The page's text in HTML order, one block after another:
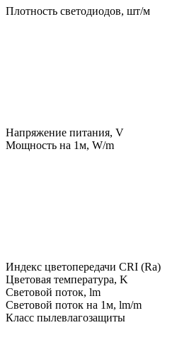
Плотность светодиодов, шт/м
Напряжение питания, V
Мощность на 1м, W/m
Индекс цветопередачи CRI (Ra)
Цветовая температура, K
Световой поток, lm
Световой поток на 1м, lm/m
Класс пылевлагозащиты